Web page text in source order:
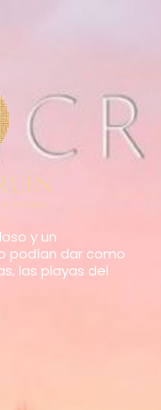
y un
podían dar como
las playas del